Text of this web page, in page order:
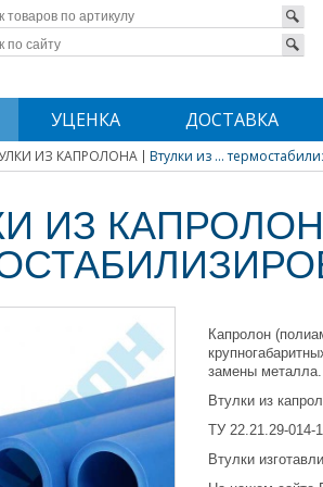
УЦЕНКА ДОСТАВКА
ИЗ КАПРОЛОНА Втулки из ...
ИЗ
Капролон
замены металла.
Втулки из
ТУ 22.21.29-014-
Втулки